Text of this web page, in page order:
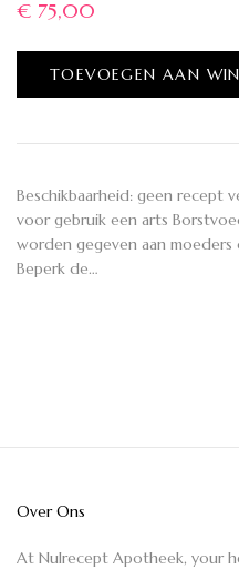
€ 75,00
TOEVOEGEN AAN
Beschikbaarheid: geen recept
voor gebruik een arts
worden gegeven aan
Beperk de…
Over Ons
At Nulrecept Apotheek, your